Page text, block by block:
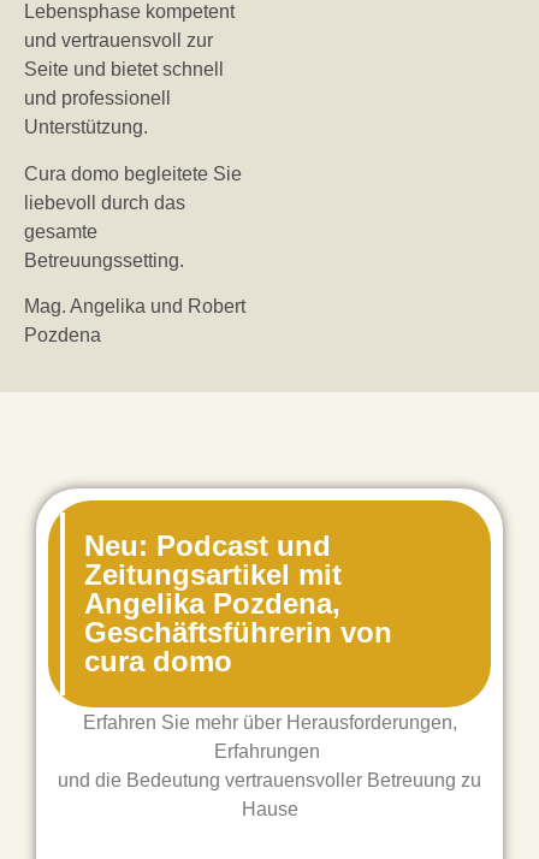
Lebensphase kompetent
und vertrauensvoll zur
Seite und bietet schnell
und professionell
Unterstützung.
Cura domo begleitete Sie
liebevoll durch das
gesamte
Betreuungssetting.
Mag. Angelika und Robert
Pozdena
Neu: Podcast und
Zeitungsartikel mit
Angelika Pozdena,
Geschäftsführerin von
cura domo
Erfahren Sie mehr über Herausforderungen,
Erfahrungen
und die Bedeutung vertrauensvoller Betreuung zu
Hause